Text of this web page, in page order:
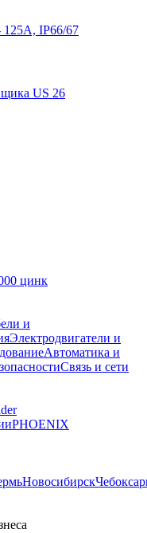
125A, IP66/67
US 26
цинк
и
Электродвигатели и
Автоматика и
Связь и сети
PHOENIX
Новосибирск